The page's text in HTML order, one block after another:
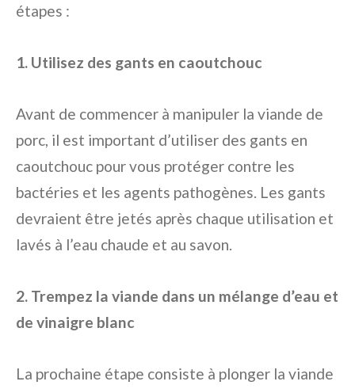
étapes :
1. Utilisez des gants en caoutchouc
Avant de commencer à manipuler la viande de
porc, il est important d’utiliser des gants en
caoutchouc pour vous protéger contre les
bactéries et les agents pathogènes. Les gants
devraient être jetés après chaque utilisation et
lavés à l’eau chaude et au savon.
2. Trempez la viande dans un mélange d’eau et
de vinaigre blanc
La prochaine étape consiste à plonger la viande